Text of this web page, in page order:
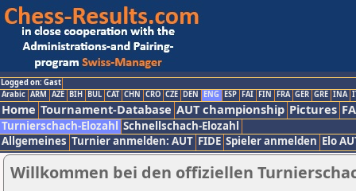
Logged on: Gast
Arabic ARM AZE BIH BUL CAT CHN CRO CZE DEN ENG ESP FAI FIN FRA GER GRE INA
Home Tournament-Database AUT championship Pictures
Turnierschach-Elozahl Schnellschach-Elozahl
Allgemeines Turnier anmelden: AUT FIDE Spieler anmelden Elo
Willkommen bei den offiziellen